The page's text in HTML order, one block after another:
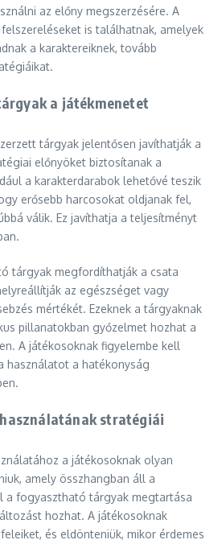
az előny megszerzésére. A
is találhatnak, amelyek
a karaktereiknek, tovább
a játékmenetet
tárgyak jelentősen javíthatják a
előnyöket biztosítanak a
a karakterdarabok lehetővé teszik
erősebb harcosokat oldjanak fel,
válik. Ez javíthatja a teljesítményt
tárgyak megfordíthatják a csata
az egészséget vagy
mértékét. Ezeknek a tárgyaknak
pillanatokban győzelmet hozhat a
A játékosoknak figyelembe kell
használatot a hatékonyság
stratégiái
a játékosoknak olyan
amely összhangban áll a
a fogyasztható tárgyak megtartása
hozhat. A játékosoknak
és eldönteniük, mikor érdemes